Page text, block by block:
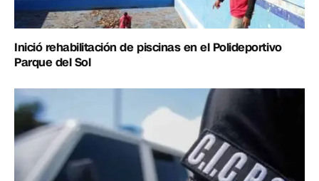
Inició rehabilitación de piscinas en el Polideportivo
Parque del Sol